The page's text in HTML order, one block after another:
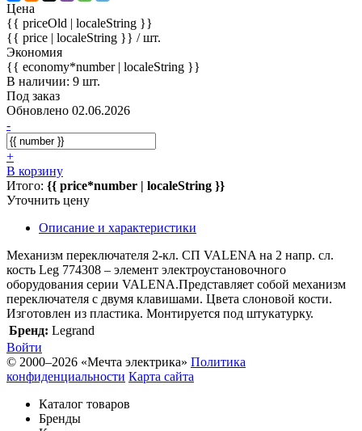
Цена
{{ priceOld | localeString }}
{{ price | localeString }} / шт.
Экономия
{{ economy*number | localeString }}
В наличии: 9 шт.
Под заказ
Обновлено 02.06.2026
-
+
В корзину
Итого: {{ price*number | localeString }}
Уточнить цену
Описание и характеристики
Механизм переключателя 2-кл. СП VALENA на 2 напр. сл.
кость Leg 774308 – элемент электроустановочного
оборудования серии VALENA.Представляет собой механизм
переключателя с двумя клавишами. Цвета слоновой кости.
Изготовлен из пластика. Монтируется под штукатурку.
Бренд: Legrand
Войти
© 2000–2026 «Мечта электрика» Политика
конфиденциальности Карта сайта
Каталог товаров
Бренды